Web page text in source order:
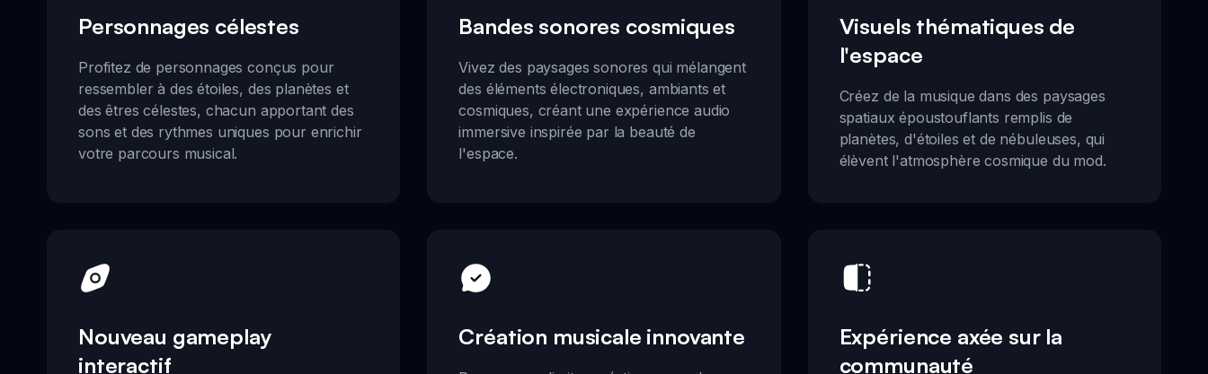
Personnages célestes
Profitez de personnages conçus pour
ressembler à des étoiles, des planètes et
des êtres célestes, chacun apportant des
sons et des rythmes uniques pour enrichir
votre parcours musical.
Bandes sonores cosmiques
Vivez des paysages sonores qui mélangent
des éléments électroniques, ambiants et
cosmiques, créant une expérience audio
immersive inspirée par la beauté de
l'espace.
Visuels thématiques de
l'espace
Créez de la musique dans des paysages
spatiaux époustouflants remplis de
planètes, d'étoiles et de nébuleuses, qui
élèvent l'atmosphère cosmique du mod.
Nouveau gameplay
interactif
Création musicale innovante
Expérience axée sur la
communauté